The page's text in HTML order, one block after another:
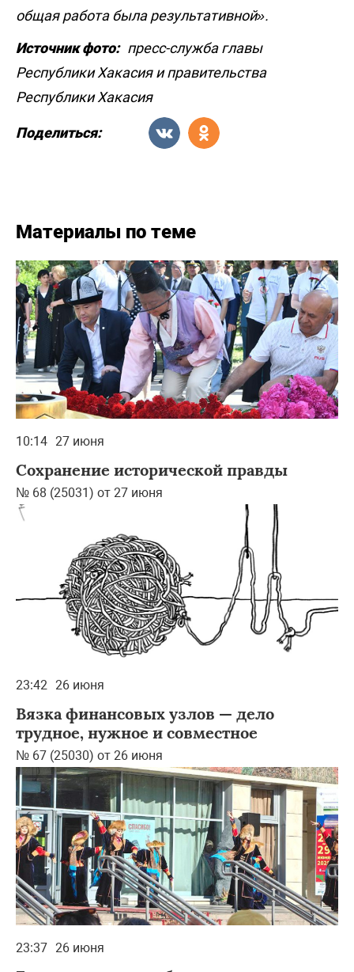
общая работа была результативной».
Источник фото: пресс-служба главы
Республики Хакасия и правительства
Республики Хакасия
Поделиться:
Материалы по теме
10:14 27 июня
Сохранение исторической правды
№ 68 (25031) от 27 июня
23:42 26 июня
Вязка финансовых узлов — дело
трудное, нужное и совместное
№ 67 (25030) от 26 июня
23:37 26 июня